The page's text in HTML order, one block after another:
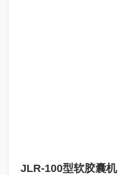
JLR-100型软胶囊机